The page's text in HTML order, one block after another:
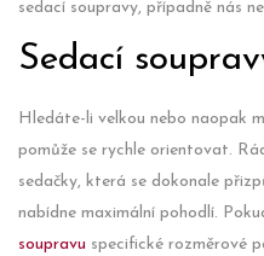
sedací soupravy, případně nás
Sedací
Hledáte-li velkou nebo naopak
pomůže se rychle orientovat.
sedačky, která se dokonale
nabídne maximální pohodlí.
soupravu specifické rozměrové